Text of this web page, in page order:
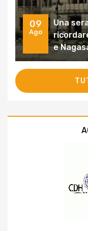
09
Ago
Una
e